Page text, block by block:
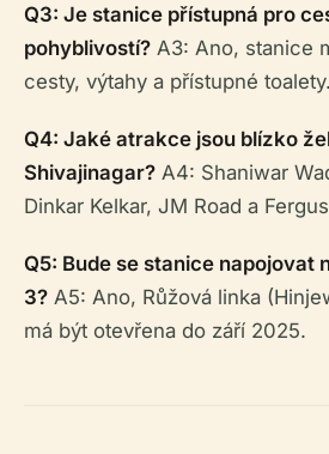
Q3: Je stanice přístupná pro
pohyblivostí? A3: Ano, stanice
cesty, výtahy a přístupné toalety.
Q4: Jaké atrakce jsou blízko
Shivajinagar? A4: Shaniwar
Dinkar Kelkar, JM Road a
Q5: Bude se stanice napojovat
3? A5: Ano, Růžová linka
má být otevřena do září 2025.